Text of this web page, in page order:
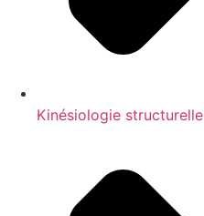
Kinésiologie structurelle